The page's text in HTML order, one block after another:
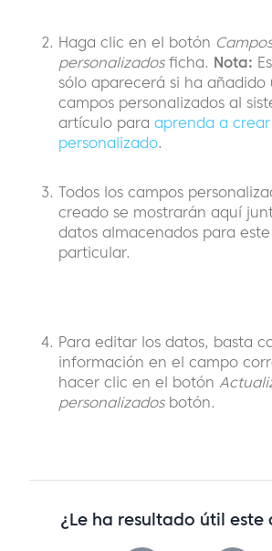
Haga clic en el botón Campos
personalizadosficha. Nota:
sólo aparecerá si ha añadido
campos personalizados al
artículo para aprenda a
personalizado.
Todos los campos
creado se mostrarán aquí
datos almacenados para
particular.
Para editar los datos, basta
información en el campo
hacer clic en el botón
personalizados botón.
¿Le ha resultado útil este